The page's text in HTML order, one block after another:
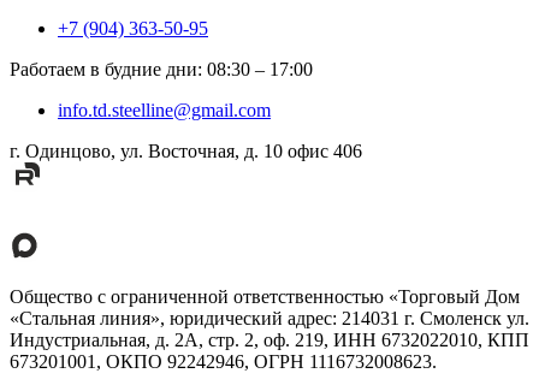
+7 (904) 363-50-95
Работаем в будние дни: 08:30 – 17:00
info.td.steelline@gmail.com
г. Одинцово, ул. Восточная, д. 10 офис 406
Общество с ограниченной ответственностью «Торговый Дом
«Стальная линия», юридический адрес: 214031 г. Смоленск ул.
Индустриальная, д. 2А, стр. 2, оф. 219, ИНН 6732022010, КПП
673201001, ОКПО 92242946, ОГРН 1116732008623.